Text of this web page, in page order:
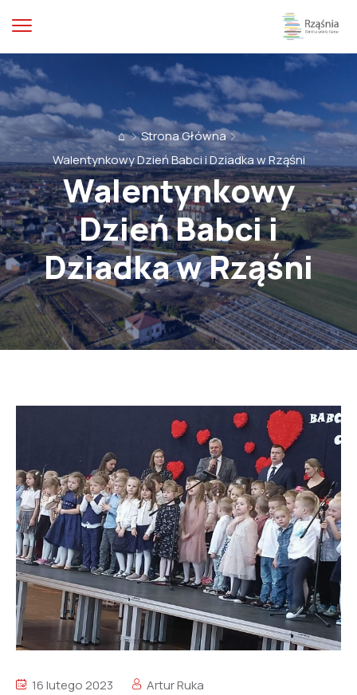
⌂
Strona Główna
Walentynkowy Dzień Babci i Dziadka w Rząśni
Walentynkowy
Dzień Babci i
Dziadka w Rząśni
16 lutego 2023
Artur Ruka